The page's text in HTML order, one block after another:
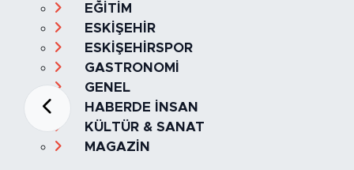
EĞİTİM
ESKİŞEHİR
ESKİŞEHİRSPOR
GASTRONOMİ
GENEL
HABERDE İNSAN
KÜLTÜR & SANAT
MAGAZİN